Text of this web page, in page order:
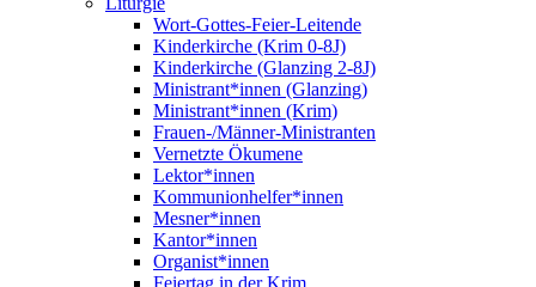
Wort-Gottes-Feier-Leitende
Kinderkirche (Krim 0-8J)
Kinderkirche (Glanzing 2-8J)
Ministrant*innen (Glanzing)
Ministrant*innen (Krim)
Frauen-/Männer-Ministranten
Vernetzte Ökumene
Lektor*innen
Kommunionhelfer*innen
Mesner*innen
Kantor*innen
Organist*innen
Feiertag in der Krim